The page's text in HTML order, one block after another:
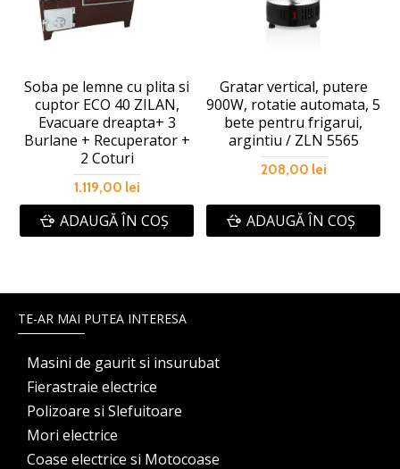
Soba pe lemne cu plita si
cuptor ECO 40 ZILAN,
Evacuare dreapta+ 3
Burlane + Recuperator +
2 Coturi
1.119,00 lei
ADAUGĂ ÎN COŞ
Gratar vertical, putere
900W, rotatie automata, 5
bete pentru frigarui,
argintiu / ZLN 5565
208,00 lei
ADAUGĂ ÎN COŞ
TE-AR MAI PUTEA INTERESA
Masini de gaurit si insurubat
Fierastraie electrice
Polizoare si Slefuitoare
Mori electrice
Coase electrice si Motocoase